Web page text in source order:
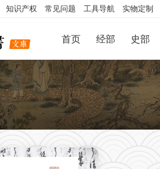
首页 经部 史部
知识产权 常见问题 工具导航 实物定制